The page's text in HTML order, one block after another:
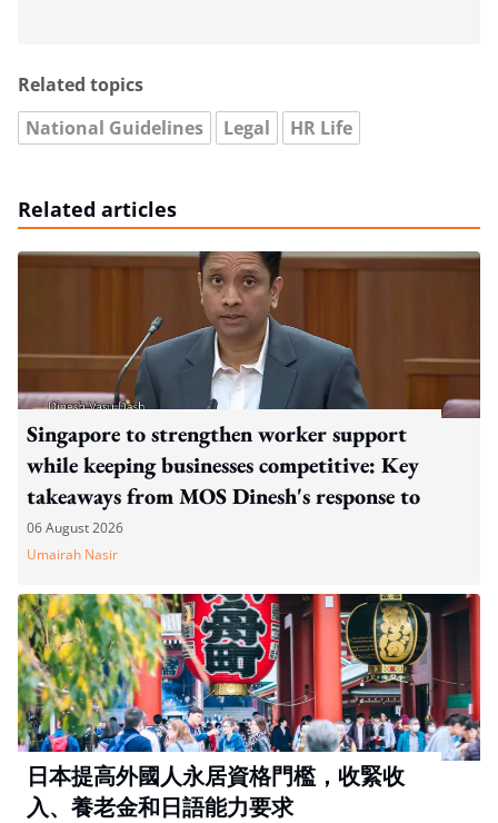
Related topics
National Guidelines
Legal HR Life
Related articles
Singapore to strengthen worker support
while keeping businesses competitive: Key
takeaways from MOS Dinesh's response to
WP's motion
06 August 2026
Umairah Nasir
日本提高外國人永居資格門檻，收緊收
入、養老金和日語能力要求